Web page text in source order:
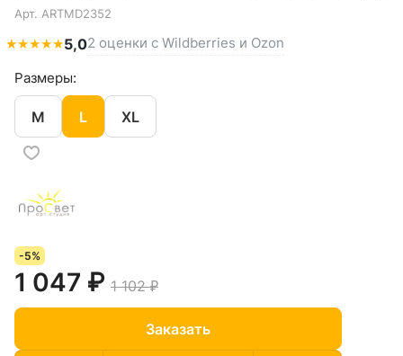
Арт. ARTMD2352
★★★★★5,02 оценки с Wildberries и Ozon
Размеры:
M L XL
-5%
1 047 ₽ 1 102 ₽
Заказать